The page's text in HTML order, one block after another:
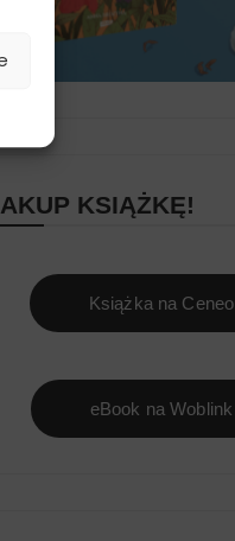
KSIĄŻKĘ!
Książka na Ceneo
eBook na Woblink